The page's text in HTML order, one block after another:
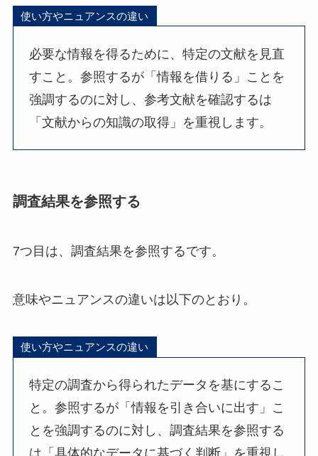
使い方やニュアンスの違い
必要な情報を得るために、特定の文献を見直
すこと。参照するが「情報を借りる」ことを
強調するのに対し、参考文献を確認するは
「文献からの知識の取得」を重視します。
調査結果を参照する
7つ目は、調査結果を参照するです。
意味やニュアンスの違いは以下のとおり。
使い方やニュアンスの違い
特定の調査から得られたデータを基にするこ
と。参照するが「情報を引き合いに出す」こ
とを強調するのに対し、調査結果を参照する